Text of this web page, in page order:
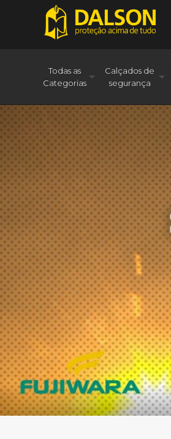
Todas as
Categorias
Calçados de
segurança